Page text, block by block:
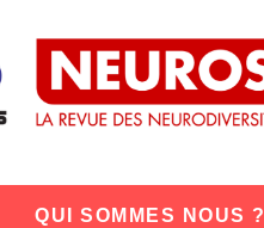
QUI SOMMES NOUS ?